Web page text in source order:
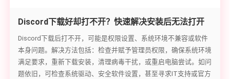
Discord下载好却打不开？快速解决安装后无法打开
的难题
Discord下载后打不开，可能是权限设置、系统环境不兼容或软件
本身问题。解决方法包括：检查并赋予管理员权限，确保系统环境
满足要求，重新下载安装，清理病毒干扰，或重启电脑尝试。如问
题依旧，可检查系统驱动、安全软件设置，甚至寻求IT支持或官方